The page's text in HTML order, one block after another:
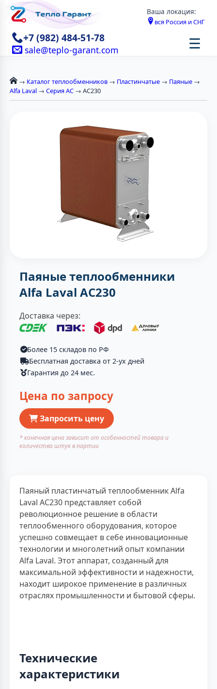
Ваша локация:
вся Россия и СНГ
+7 (982) 484-51-78
sale@teplo-garant.com ☰
→ Каталог теплообменников → Пластинчатые → Паяные →
Alfa Laval → Серия AC → AC230
Паяные теплообменники
Alfa Laval AC230
Доставка через:
Более 15 складов по РФ
Бесплатная доставка от 2-ух дней
Гарантия до 24 мес.
Цена по запросу
Запросить цену
* конечная цена зависит от особенностей товара и
количества штук в партии
Паяный пластинчатый теплообменник Alfa
Laval AC230 представляет собой
революционное решение в области
теплообменного оборудования, которое
успешно совмещает в себе инновационные
технологии и многолетний опыт компании
Alfa Laval. Этот аппарат, созданный для
максимальной эффективности и надежности,
находит широкое применение в различных
отраслях промышленности и бытовой сферы.
Технические
характеристики